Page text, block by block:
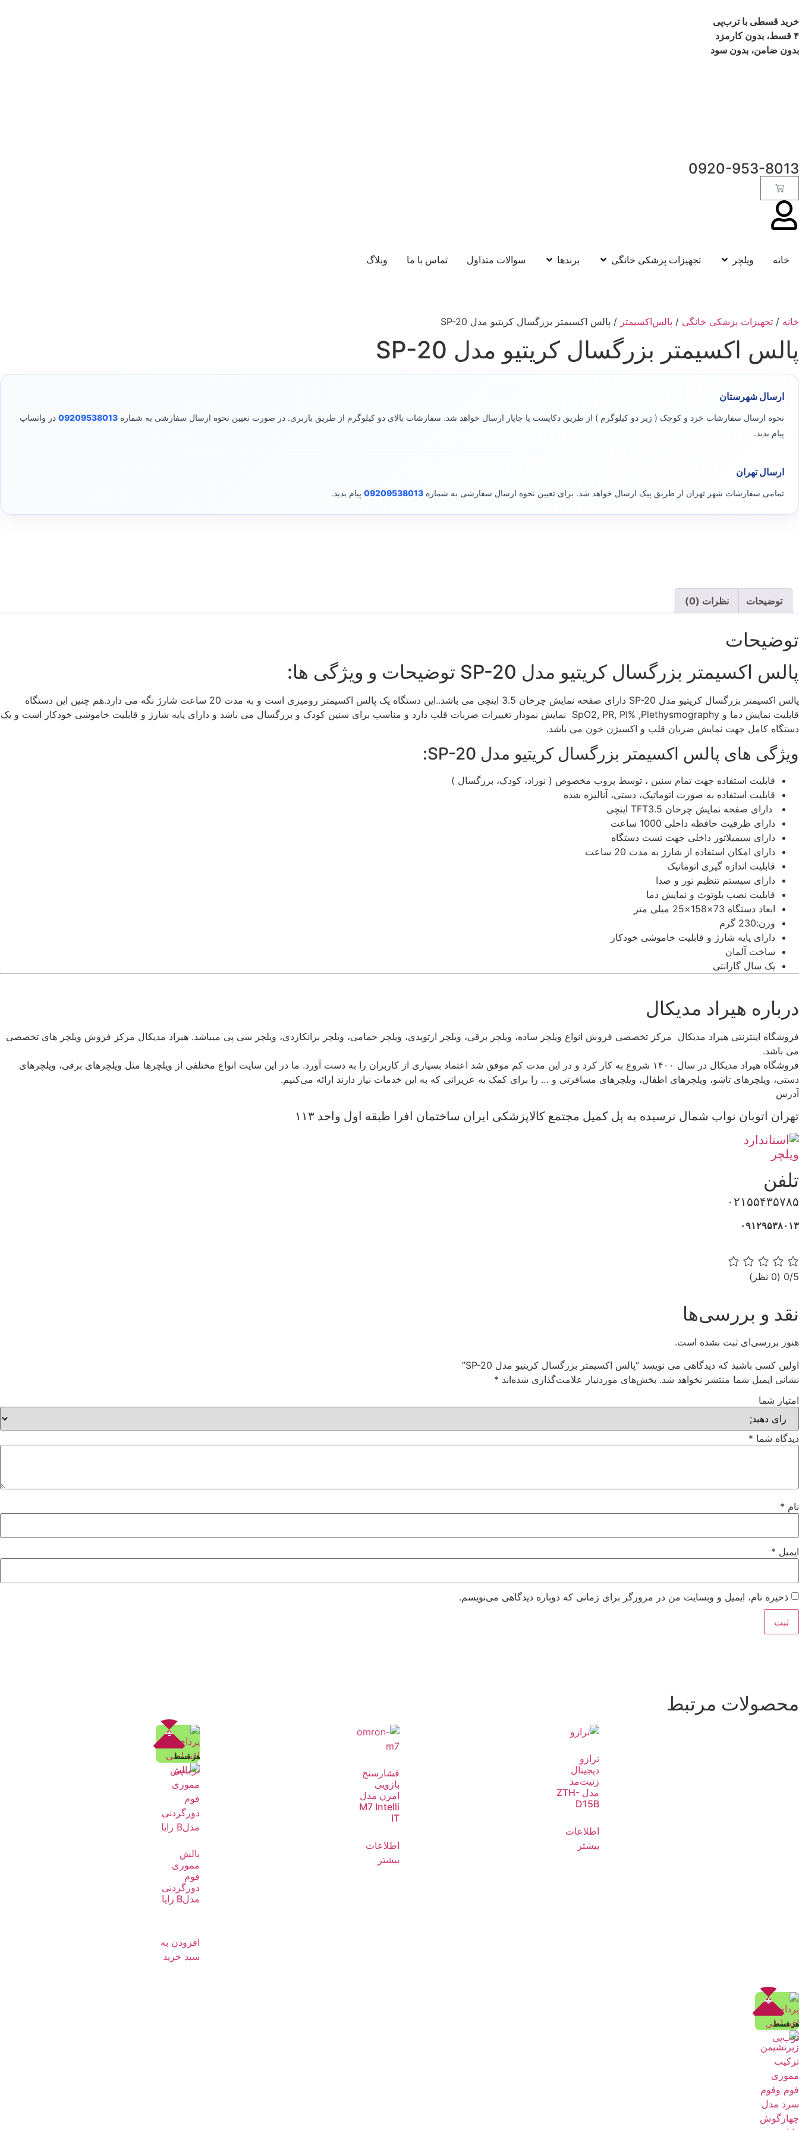
خرید قسطی با ترب‌پی
۴ قسط، بدون کارمزد
بدون ضامن، بدون سود
0920-953-8013
خانه ویلچر تجهیزات پزشکی خانگی برندها سوالات متداول تماس با ما وبلاگ
خانه / تجهیزات پزشکی خانگی / پالس‌اکسیمتر / پالس اکسیمتر بزرگسال کریتیو مدل SP-20
پالس اکسیمتر بزرگسال کریتیو مدل SP-20
ارسال شهرستان
نحوه ارسال سفارشات خرد و کوچک ( زیر دو کیلوگرم ) از طریق دکاپست یا چاپار ارسال خواهد شد. سفارشات بالای دو کیلوگرم از طریق باربری. در صورت تعیین نحوه ارسال سفارشی به شماره 09209538013 در واتساپ
پیام بدید.
ارسال تهران
تمامی سفارشات شهر تهران از طریق پیک ارسال خواهد شد. برای تعیین نحوه ارسال سفارشی به شماره 09209538013 پیام بدید.
توضیحات نظرات (0)
توضیحات
پالس اکسیمتر بزرگسال کریتیو مدل SP-20 توضیحات و ویژگی ها:
پالس اکسیمتر بزرگسال کریتیو مدل SP-20 دارای صفحه نمایش چرخان 3.5 اینچی می باشد..این دستگاه یک پالس اکسیمتر رومیزی است و به مدت 20 ساعت شارژ نگه می دارد.هم چنین این دستگاه
قابلیت نمایش دما و SpO2, PR, PI% ,Plethysmography نمایش نمودار تغییرات ضربات قلب دارد و مناسب برای سنین کودک و بزرگسال می باشد و دارای پایه شارژ و قابلیت خاموشی خودکار است و یک
دستگاه کامل جهت نمایش ضربان قلب و اکسیژن خون می باشد.
ویژگی های پالس اکسیمتر بزرگسال کریتیو مدل SP-20:
قابلیت استفاده جهت تمام سنین ، توسط پروب مخصوص ( نوزاد، کودک، بزرگسال )
قابلیت استفاده به صورت اتوماتیک، دستی، آنالیزه شده
دارای صفحه نمایش چرخان TFT3.5 اینچی
دارای ظرفیت حافظه داخلی 1000 ساعت
دارای سیمیلاتور داخلی جهت تست دستگاه
دارای امکان استفاده از شارژ به مدت 20 ساعت
قابلیت اندازه گیری اتوماتیک
دارای سیستم تنظیم نور و صدا
قابلیت نصب بلوتوث و نمایش دما
ابعاد دستگاه 73×158×25 میلی متر
وزن:230 گرم
دارای پایه شارژ و قابلیت خاموشی خودکار
ساخت آلمان
یک سال گارانتی
درباره هیراد مدیکال
فروشگاه اینترنتی هیراد مدیکال مرکز تخصصی فروش انواع ویلچر ساده، ویلچر برقی، ویلچر ارتوپدی، ویلچر حمامی، ویلچر برانکاردی، ویلچر سی پی میباشد. هیراد مدیکال مرکز فروش ویلچر های تخصصی
می باشد.
فروشگاه هیراد مدیکال در سال ۱۴۰۰ شروع به کار کرد و در این مدت کم موفق شد اعتماد بسیاری از کاربران را به دست آورد. ما در این سایت انواع مختلفی از ویلچرها مثل ویلچرهای برقی، ویلچرهای
دستی، ویلچرهای تاشو، ویلچرهای اطفال، ویلچرهای مسافرتی و … را برای کمک به عزیزانی که به این خدمات نیاز دارند ارائه می‌کنیم.
آدرس
تهران اتوبان نواب شمال نرسیده به پل کمیل مجتمع کالاپزشکی ایران ساختمان افرا طبقه اول واحد ۱۱۳
تلفن
۰۲۱۵۵۴۳۵۷۸۵
۰۹۱۲۹۵۳۸۰۱۳
0/5 (0 نظر)
نقد و بررسی‌ها
هنوز بررسی‌ای ثبت نشده است.
اولین کسی باشید که دیدگاهی می نویسد “پالس اکسیمتر بزرگسال کریتیو مدل SP-20”
نشانی ایمیل شما منتشر نخواهد شد. بخش‌های موردنیاز علامت‌گذاری شده‌اند *
امتیاز شما
دیدگاه شما *
نام *
ایمیل *
ذخیره نام، ایمیل و وبسایت من در مرورگر برای زمانی که دوباره دیدگاهی می‌نویسم.
محصولات مرتبط
ترازو
دیجیتال
زنیت‌مد
مدل ZTH-
D15B
اطلاعات
بیشتر
فشارسنج
بازویی
امرن مدل
M7 Intelli
IT
اطلاعات
بیشتر
هر قسط
تخفیف!
بالش
مموری
فوم
دورگردنی
مدلB رایا
افزودن به
سبد خرید
هر قسط
تخفیف!